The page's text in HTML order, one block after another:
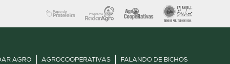
AGRO AGROCOOPERATIVAS FALANDO DE BICHOS